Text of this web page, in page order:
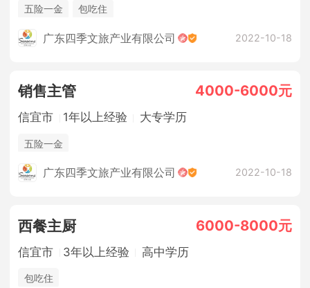
五险一金 包吃住
广东四季文旅产业有限公司 2022-10-18
销售主管 4000-6000元
信宜市 1年以上经验 大专学历
五险一金
广东四季文旅产业有限公司 2022-10-18
西餐主厨 6000-8000元
信宜市 3年以上经验 高中学历
包吃住